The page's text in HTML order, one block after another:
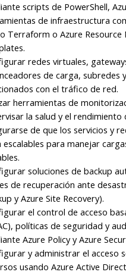
scripts de PowerShell,
de infraestructura
Terraform o Azure Resource
redes virtuales,
de carga, subredes
con el tráfico de red.
herramientas de
la salud y el rendimiento
de que los servicios y
escalables para manejar
soluciones de backup
de recuperación ante
y Azure Site Recovery).
el control de acceso
políticas de seguridad y
Azure Policy y Azure
y administrar el acceso
usando Azure Active